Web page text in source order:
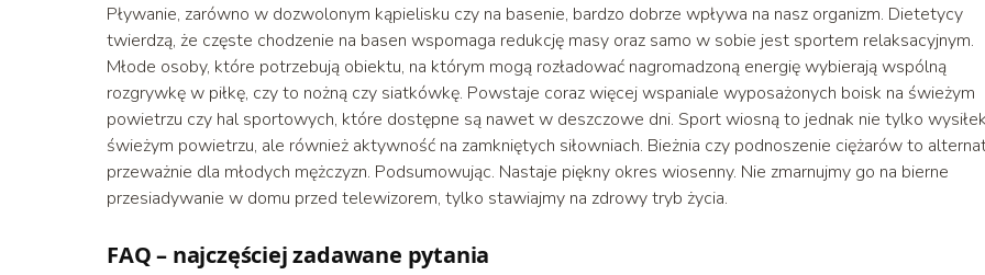
Pływanie, zarówno w dozwolonym kąpielisku czy na basenie, bardzo dobrze wpływa na nasz organizm. Dietetycy
twierdzą, że częste chodzenie na basen wspomaga redukcję masy oraz samo w sobie jest sportem relaksacyjnym.
Młode osoby, które potrzebują obiektu, na którym mogą rozładować nagromadzoną energię wybierają wspólną
rozgrywkę w piłkę, czy to nożną czy siatkówkę. Powstaje coraz więcej wspaniale wyposażonych boisk na świeżym
powietrzu czy hal sportowych, które dostępne są nawet w deszczowe dni. Sport wiosną to jednak nie tylko
świeżym powietrzu, ale również aktywność na zamkniętych siłowniach. Bieżnia czy podnoszenie ciężarów to
przeważnie dla młodych mężczyzn. Podsumowując. Nastaje piękny okres wiosenny. Nie zmarnujmy go na bierne
przesiadywanie w domu przed telewizorem, tylko stawiajmy na zdrowy tryb życia.
FAQ – najczęściej zadawane pytania